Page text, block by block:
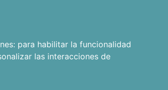
para habilitar la funcionalidad
las interacciones de